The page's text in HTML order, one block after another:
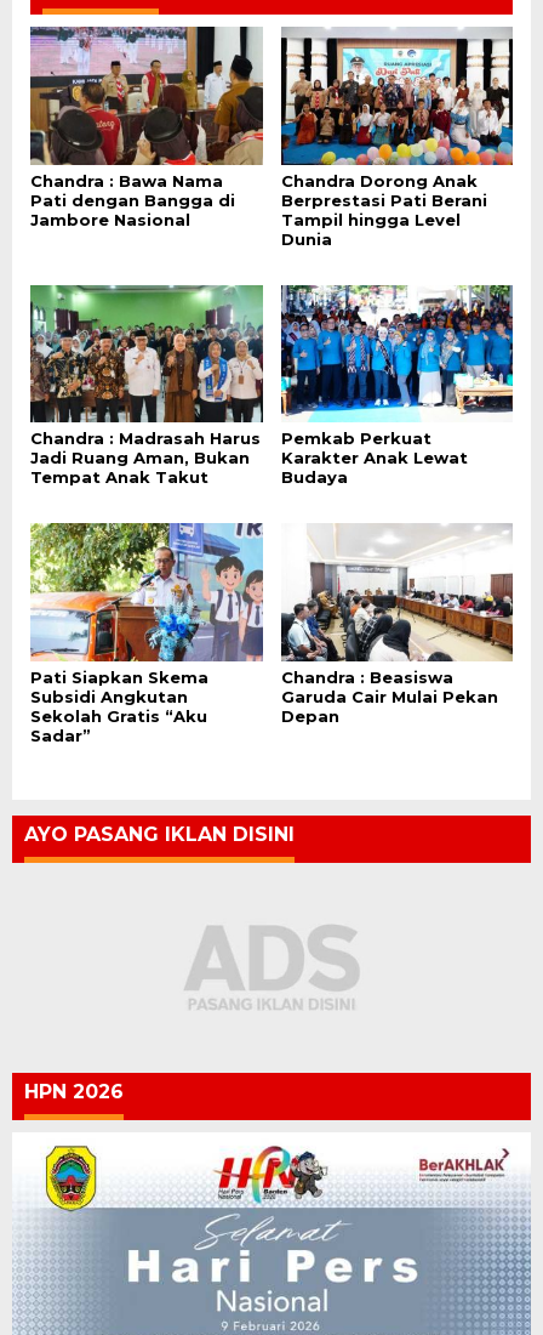
Chandra : Bawa Nama
Pati dengan Bangga di
Jambore Nasional
Chandra Dorong Anak
Berprestasi Pati Berani
Tampil hingga Level
Dunia
Chandra : Madrasah Harus
Jadi Ruang Aman, Bukan
Tempat Anak Takut
Pemkab Perkuat
Karakter Anak Lewat
Budaya
Pati Siapkan Skema
Subsidi Angkutan
Sekolah Gratis “Aku
Sadar”
Chandra : Beasiswa
Garuda Cair Mulai Pekan
Depan
AYO PASANG IKLAN DISINI
HPN 2026